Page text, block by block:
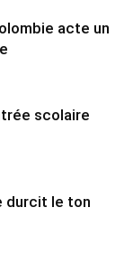
acte un
scolaire
durcit le ton